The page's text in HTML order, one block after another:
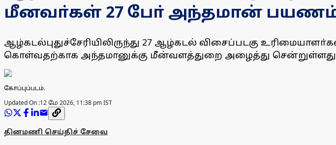
மீனவா்கள் 27 போ் அந்தமான்
ஆழ்கடல்புதுச்சேரியிலிருந்து 27 ஆழ்கடல் விசைப்படகு
கொள்வதற்காக அந்தமானுக்கு மீன்வளத்துறை அழைத்து
கோப்புப்படம்.
Updated On :12 மே 2026, 11:38 pm IST
தினமணி செய்திச் சேவை